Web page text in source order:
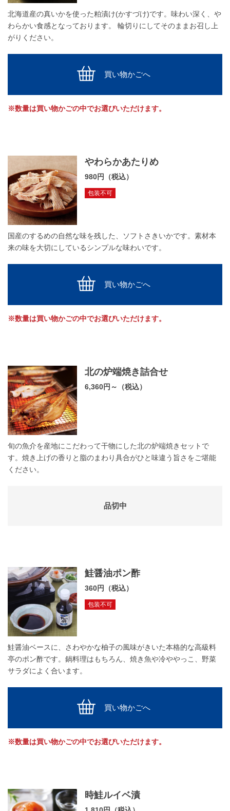
北海道産の真いかを使った粕漬け(かすづけ)です。味わい深く、や
わらかい食感となっております。 輪切りにしてそのままお召し上
がりください。
買い物かごへ
※数量は買い物かごの中でお選びいただけます。
やわらかあたりめ
980円（税込）
包装不可
国産のするめの自然な味を残した、ソフトさきいかです。素材本
来の味を大切にしているシンプルな味わいです。
買い物かごへ
※数量は買い物かごの中でお選びいただけます。
北の炉端焼き詰合せ
6,360円～（税込）
旬の魚介を産地にこだわって干物にした北の炉端焼きセットで
す。焼き上げの香りと脂のまわり具合がひと味違う旨さをご堪能
ください。
品切中
鮭醤油ポン酢
360円（税込）
包装不可
鮭醤油ベースに、さわやかな柚子の風味がきいた本格的な高級料
亭のポン酢です。鍋料理はもちろん、焼き魚や冷ややっこ、野菜
サラダによく合います。
買い物かごへ
※数量は買い物かごの中でお選びいただけます。
時鮭ルイベ漬